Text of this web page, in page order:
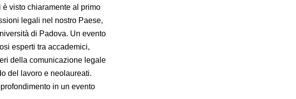
è visto chiaramente al primo
legali nel nostro Paese,
di Padova. Un evento
esperti tra accademici,
della comunicazione legale
del lavoro e neolaureati.
in un evento